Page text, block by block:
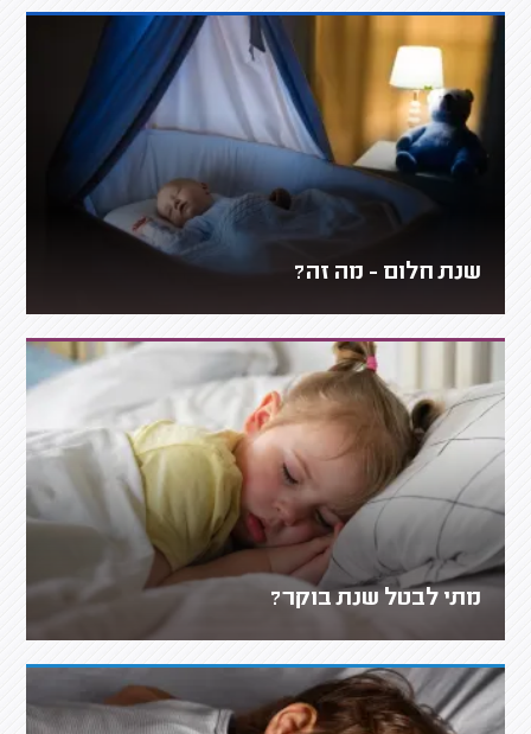
שנת חלום - מה זה?
מתי לבטל שנת בוקר?